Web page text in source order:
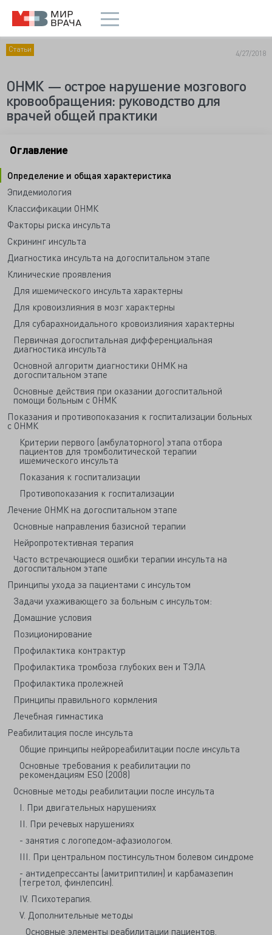
Статьи 4/27/2018
ОНМК — острое нарушение мозгового
кровообращения: руководство для
врачей общей практики
Оглавление
Определение и общая характеристика
Эпидемиология
Классификации ОНМК
Факторы риска инсульта
Скрининг инсульта
Диагностика инсульта на догоспитальном этапе
Клинические проявления
Для ишемического инсульта характерны
Для кровоизлияния в мозг характерны
Для субарахноидального кровоизлияния характерны
Первичная догоспитальная дифференциальная
диагностика инсульта
Основной алгоритм диагностики ОНМК на
догоспитальном этапе
Основные действия при оказании догоспитальной
помощи больным с ОНМК
Показания и противопоказания к госпитализации больных
с ОНМК
Критерии первого (амбулаторного) этапа отбора
пациентов для тромболитической терапии
ишемического инсульта
Показания к госпитализации
Противопоказания к госпитализации
Лечение ОНМК на догоспитальном этапе
Основные направления базисной терапии
Нейропротективная терапия
Часто встречающиеся ошибки терапии инсульта на
догоспитальном этапе
Принципы ухода за пациентами с инсультом
Задачи ухаживающего за больным с инсультом:
Домашние условия
Позиционирование
Профилактика контрактур
Профилактика тромбоза глубоких вен и ТЭЛА
Профилактика пролежней
Принципы правильного кормления
Лечебная гимнастика
Реабилитация после инсульта
Общие принципы нейрореабилитации после инсульта
Основные требования к реабилитации по
рекомендациям ESO (2008)
Основные методы реабилитации после инсульта
I. При двигательных нарушениях
II. При речевых нарушениях
- занятия с логопедом-афазиологом.
III. При центральном постинсультном болевом синдроме
- антидепрессанты (амитриптилин) и карбамазепин
(тегретол, финлепсин).
IV. Психотерапия.
V. Дополнительные методы
Основные элементы реабилитации пациентов,